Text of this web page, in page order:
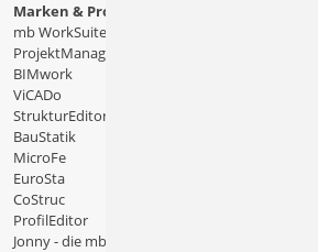
Marken & Produkte
mb WorkSuite
ProjektManager
BIMwork
ViCADo
StrukturEditor
BauStatik
MicroFe
EuroSta
CoStruc
ProfilEditor
Jonny - die mb-App